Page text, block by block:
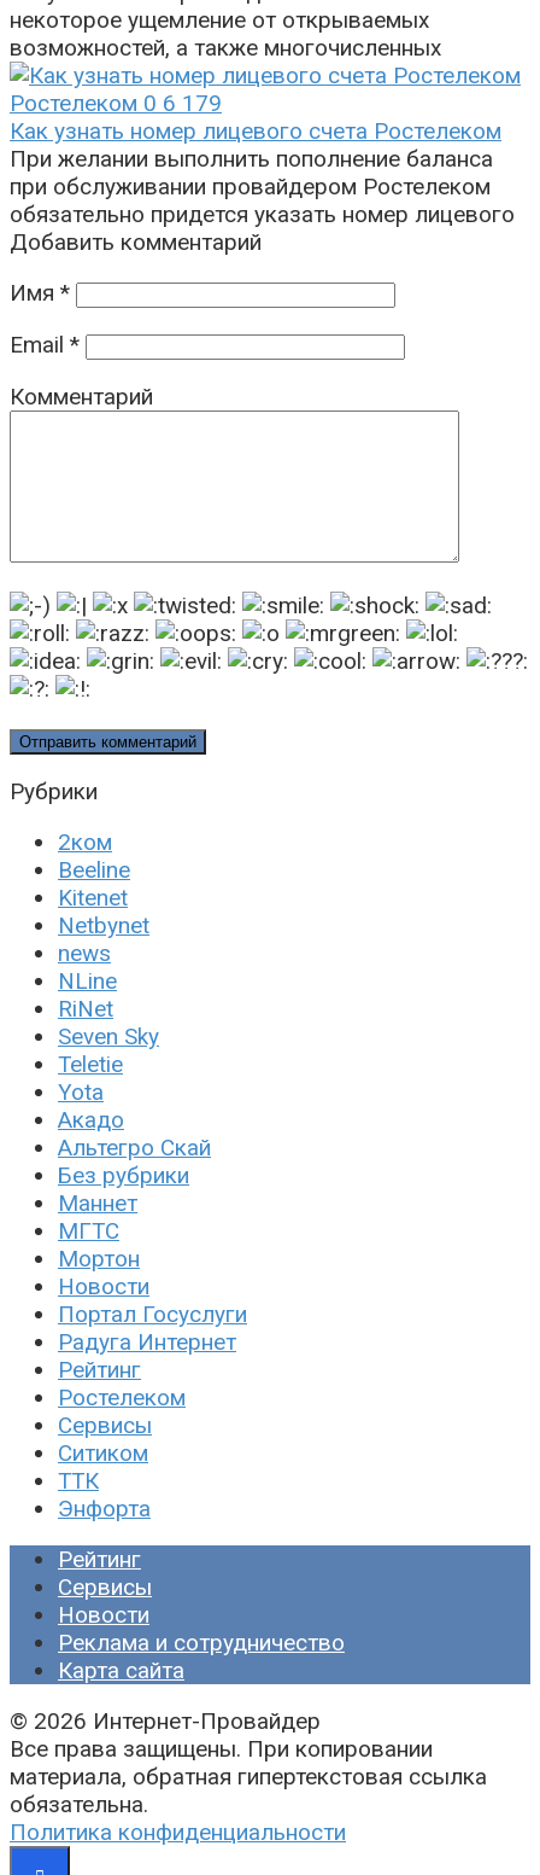
некоторое ущемление от открываемых
возможностей, а также многочисленных
Ростелеком 0 6 179
Как узнать номер лицевого счета Ростелеком
При желании выполнить пополнение баланса
при обслуживании провайдером Ростелеком
обязательно придется указать номер лицевого
Добавить комментарий
Имя *
Email *
Комментарий
Рубрики
2ком
Beeline
Kitenet
Netbynet
news
NLine
RiNet
Seven Sky
Teletie
Yota
Акадо
Альтегро Скай
Без рубрики
Маннет
МГТС
Мортон
Новости
Портал Госуслуги
Радуга Интернет
Рейтинг
Ростелеком
Сервисы
Ситиком
ТТК
Энфорта
Рейтинг
Сервисы
Новости
Реклама и сотрудничество
Карта сайта
© 2026 Интернет-Провайдер
Все права защищены. При копировании
материала, обратная гипертекстовая ссылка
обязательна.
Политика конфиденциальности